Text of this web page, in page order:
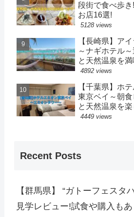
段街で食べ歩
お店16選!
5128 views
【長崎県】ア
～ナギホテル
と天然温泉を満
4892 views
【千葉県】ホ
東京ベイ～朝食
と天然温泉を楽
4449 views
Recent Posts
【群馬県】 “ガトーフェスタ
見学レビュー!試食や購入もあ